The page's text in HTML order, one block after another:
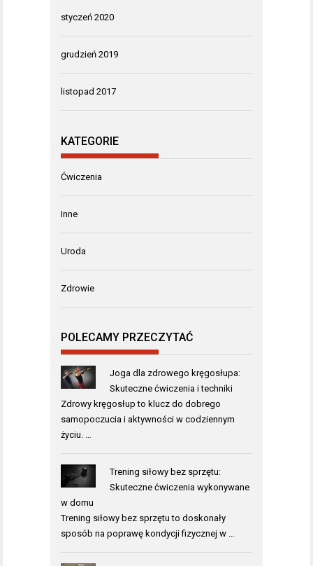
styczeń 2020
grudzień 2019
listopad 2017
KATEGORIE
Ćwiczenia
Inne
Uroda
Zdrowie
POLECAMY PRZECZYTAĆ
Joga dla zdrowego kręgosłupa:
Skuteczne ćwiczenia i techniki
Zdrowy kręgosłup to klucz do dobrego
samopoczucia i aktywności w codziennym
życiu. …
Trening siłowy bez sprzętu:
Skuteczne ćwiczenia wykonywane
w domu
Trening siłowy bez sprzętu to doskonały
sposób na poprawę kondycji fizycznej w …